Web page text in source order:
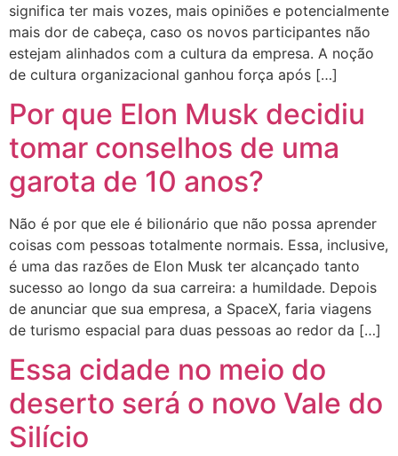
significa ter mais vozes, mais opiniões e potencialmente
mais dor de cabeça, caso os novos participantes não
estejam alinhados com a cultura da empresa. A noção
de cultura organizacional ganhou força após […]
Por que Elon Musk decidiu
tomar conselhos de uma
garota de 10 anos?
Não é por que ele é bilionário que não possa aprender
coisas com pessoas totalmente normais. Essa, inclusive,
é uma das razões de Elon Musk ter alcançado tanto
sucesso ao longo da sua carreira: a humildade. Depois
de anunciar que sua empresa, a SpaceX, faria viagens
de turismo espacial para duas pessoas ao redor da […]
Essa cidade no meio do
deserto será o novo Vale do
Silício